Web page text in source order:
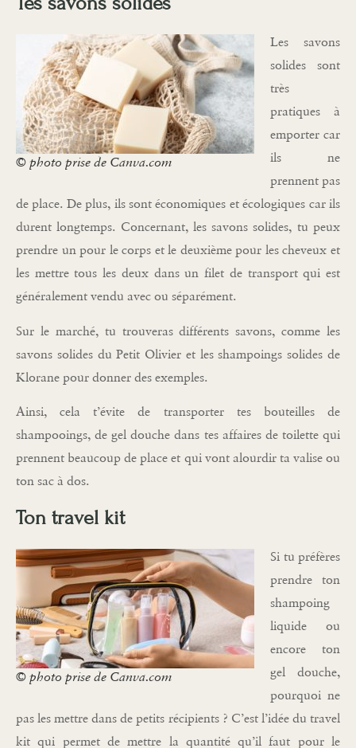
© photo prise de Canva.com
Les savons
solides sont
très
pratiques à
emporter car
ils ne
prennent pas
de place. De plus, ils sont économiques et écologiques car ils
durent longtemps. Concernant, les savons solides, tu peux
prendre un pour le corps et le deuxième pour les cheveux et
les mettre tous les deux dans un filet de transport qui est
généralement vendu avec ou séparément.
Sur le marché, tu trouveras différents savons, comme les
savons solides du Petit Olivier et les shampoings solides de
Klorane pour donner des exemples.
Ainsi, cela t’évite de transporter tes bouteilles de
shampooings, de gel douche dans tes affaires de toilette qui
prennent beaucoup de place et qui vont alourdir ta valise ou
ton sac à dos.
Ton travel kit
© photo prise de Canva.com
Si tu préfères
prendre ton
shampoing
liquide ou
encore ton
gel douche,
pourquoi ne
pas les mettre dans de petits récipients ? C’est l’idée du travel
kit qui permet de mettre la quantité qu’il faut pour le